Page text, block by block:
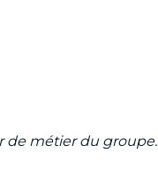
de métier du groupe.